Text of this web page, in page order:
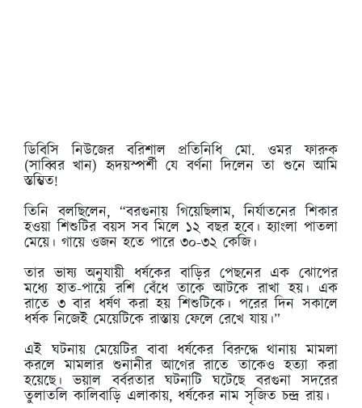
ডিবিসি নিউজের বরিশাল প্রতিনিধি মো. ওমর ফারুক
(সাব্বির খান) হৃদয়স্পর্শী যে বর্ণনা দিলেন তা শুনে আমি
স্তম্ভিত!
তিনি বলছিলেন, “বরগুনায় গিয়েছিলাম, নির্যাতনের শিকার
হওয়া শিশুটির বয়স সব মিলে ১২ বছর হবে। হ্যাংলা পাতলা
মেয়ে। গায়ে ওজন হতে পারে ৩০-৩২ কেজি।
তার ভাষ্য অনুযায়ী ধর্ষকের বাড়ির পেছনের এক ঝোপের
মধ্যে হাত-পায়ে রশি বেঁধে তাকে আটকে রাখা হয়। এক
রাতে ৩ বার ধর্ষণ করা হয় শিশুটিকে। পরের দিন সকালে
ধর্ষক নিজেই মেয়েটিকে রাস্তায় ফেলে রেখে যায়।”
এই ঘটনায় মেয়েটির বাবা ধর্ষকের বিরুদ্ধে থানায় মামলা
করলে মামলার শুনানীর আগের রাতে তাকেও হত্যা করা
হয়েছে। ভয়াল বর্বরতার ঘটনাটি ঘটেছে বরগুনা সদরের
তুলাতলি কালিবাড়ি এলাকায়, ধর্ষকের নাম সৃজিত চন্দ্র রায়।